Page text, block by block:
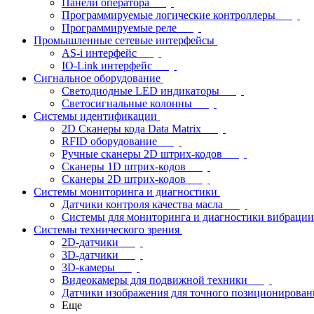
Панели оператора
Программируемые логические контроллеры
Программируемые реле
Промышленные сетевые интерфейсы
AS-i интерфейс
IO-Link интерфейс
Сигнальное оборудование
Светодиодные LED индикаторы
Светосигнальные колонны
Системы идентификации
2D Сканеры кода Data Matrix
RFID оборудование
Ручные сканеры 2D штрих-кодов
Сканеры 1D штрих-кодов
Сканеры 2D штрих-кодов
Системы мониторинга и диагностики
Датчики контроля качества масла
Системы для мониторинга и диагностики вибрации
Системы технического зрения
2D-датчики
3D-датчики
3D-камеры
Видеокамеры для подвижной техники
Датчики изображения для точного
Еще